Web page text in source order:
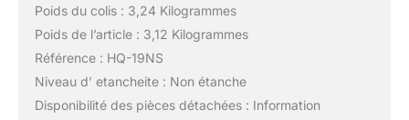
Poids du colis : 3,24 Kilogrammes
Poids de l’article : 3,12 Kilogrammes
Référence : HQ-19NS
Niveau d’ etancheite : Non étanche
Disponibilité des pièces détachées : Information